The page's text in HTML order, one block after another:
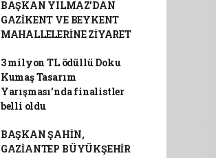
BAŞKAN YILMAZ’DAN
GAZİKENT VE BEYKENT
MAHALLELERİNE ZİYARET
3 milyon TL ödüllü Doku
Kumaş Tasarım
Yarışması’nda finalistler
belli oldu
BAŞKAN ŞAHİN,
GAZİANTEP BÜYÜKŞEHİR